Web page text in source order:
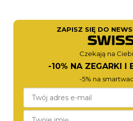
1502837
980,-
ZAPISZ SIĘ DO
Czekają na
-10% NA ZEGARKI I
-5% na